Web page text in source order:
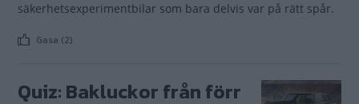
säkerhetsexperimentbilar som bara delvis var på rätt spår.
Gasa (2)
Quiz: Bakluckor från förr